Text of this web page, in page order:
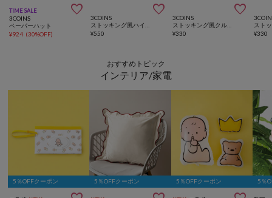
TIME SALE 
3COINS
ペーパーハット
¥924 (30%OFF)

3COINS
¥550

3COINS
ストッキング風クルーソックス
¥330 ¥330
おすすめトピック
インテリア/家電
5％OFFクーポン 5％OFFクーポン 5％OFFクーポン 5％